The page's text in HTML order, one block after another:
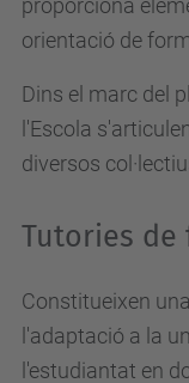
proporciona
orientació de
Dins el marc del
l'Escola
diversos
Tutories de
Constitueixen
l'adaptació a la
l'estudiantat en